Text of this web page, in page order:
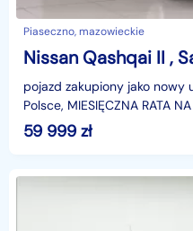
Piaseczno, mazowieckie
pojazd zakupiony jako nowy
Polsce, MIESIĘCZNA RATA NA TEN SAMOCHÓD JUŻ OD 357
PLN*Podana w ogłoszeniu
59 999 zł